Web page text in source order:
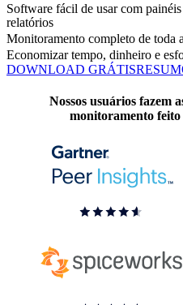
Software fácil de usar com
relatórios
Monitoramento completo de toda
Economizar tempo, dinheiro e
DOWNLOAD GRÁTIS
Nossos usuários fazem
monitoramento feito